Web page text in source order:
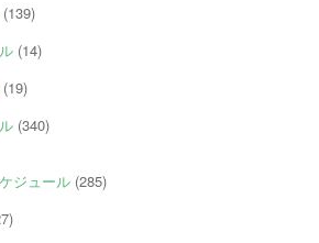
(14)
(340)
ジュール(285)